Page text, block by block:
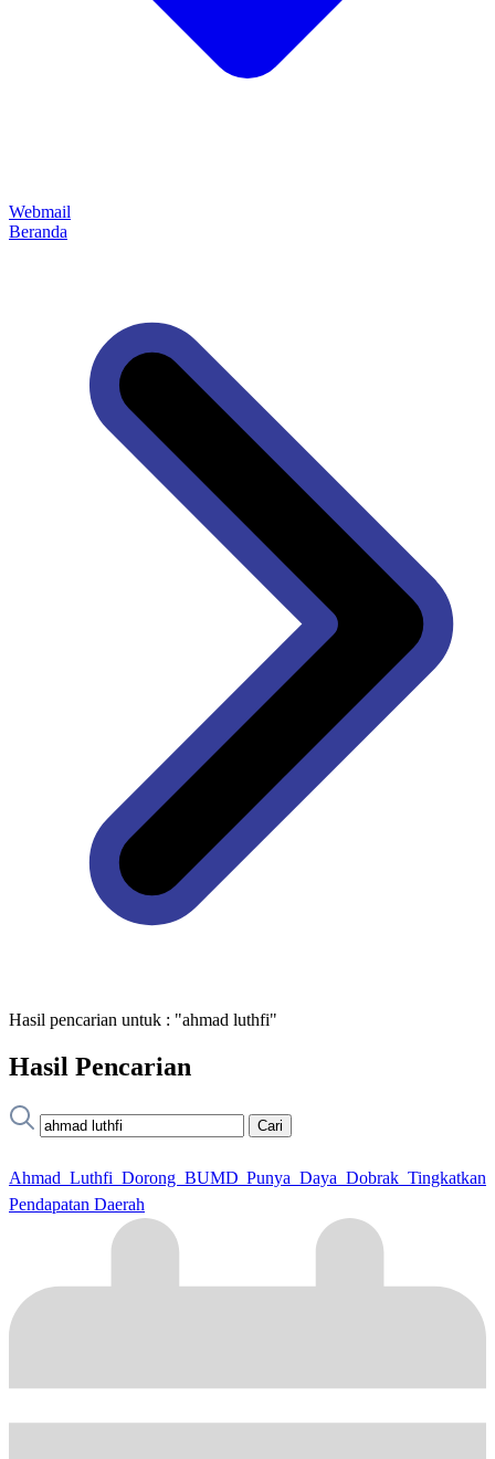
Webmail
Beranda
Hasil pencarian untuk : "ahmad luthfi"
Hasil Pencarian
Cari
Ahmad Luthfi Dorong BUMD Punya Daya Dobrak Tingkatkan
Pendapatan Daerah